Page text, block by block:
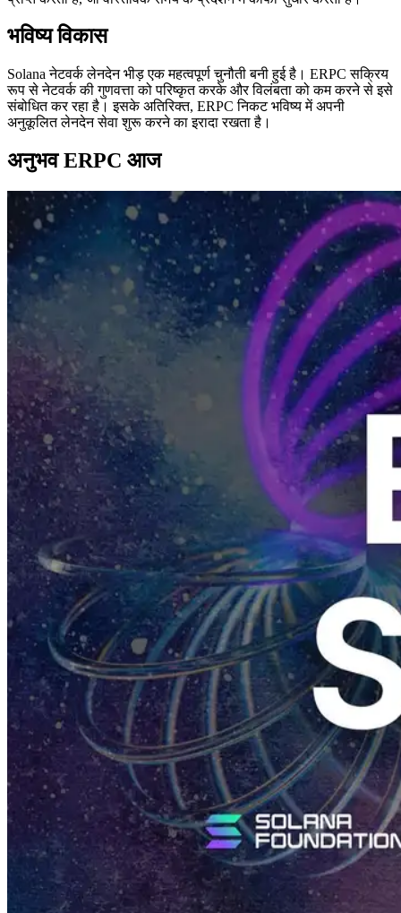
भविष्य विकास
Solana नेटवर्क लेनदेन भीड़ एक महत्वपूर्ण चुनौती बनी हुई है। ERPC सक्रिय
रूप से नेटवर्क की गुणवत्ता को परिष्कृत करके और विलंबता को कम करने से इसे
संबोधित कर रहा है। इसके अतिरिक्त, ERPC निकट भविष्य में अपनी
अनुकूलित लेनदेन सेवा शुरू करने का इरादा रखता है।
अनुभव ERPC आज